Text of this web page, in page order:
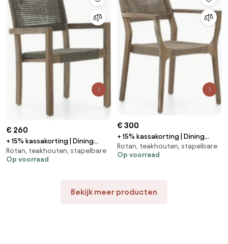
€ 260
+ 15% kassakorting | Dining
tuinstoel | ROUGH Batang |
Rope (touw) | Grijs | Stapelbaar
Rotan, teakhouten, stapelbare
Op voorraad
€ 300
+ 15% kassakorting | Dining
tuinstoel | ROUGH Rope | Rope
(touw) | Grijs | Stapelbaar | Kees
Rotan, teakhouten, stapelbare
Op voorraad
Bekijk meer producten